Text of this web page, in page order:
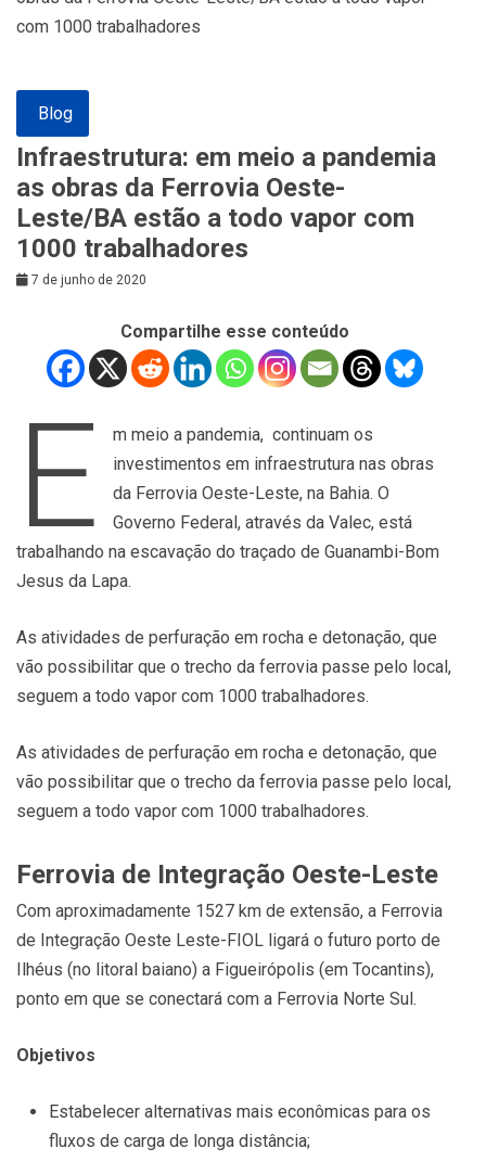
com 1000 trabalhadores
Blog
Infraestrutura: em meio a pandemia
as obras da Ferrovia Oeste-
Leste/BA estão a todo vapor com
1000 trabalhadores
7 de junho de 2020
Compartilhe esse conteúdo
E
m meio a pandemia, continuam os
investimentos em infraestrutura nas obras
da Ferrovia Oeste-Leste, na Bahia. O
Governo Federal, através da Valec, está
trabalhando na escavação do traçado de Guanambi-Bom
Jesus da Lapa.
As atividades de perfuração em rocha e detonação, que
vão possibilitar que o trecho da ferrovia passe pelo local,
seguem a todo vapor com 1000 trabalhadores.
As atividades de perfuração em rocha e detonação, que
vão possibilitar que o trecho da ferrovia passe pelo local,
seguem a todo vapor com 1000 trabalhadores.
Ferrovia de Integração Oeste-Leste
Com aproximadamente 1527 km de extensão, a Ferrovia
de Integração Oeste Leste-FIOL ligará o futuro porto de
Ilhéus (no litoral baiano) a Figueirópolis (em Tocantins),
ponto em que se conectará com a Ferrovia Norte Sul.
Objetivos
Estabelecer alternativas mais econômicas para os
fluxos de carga de longa distância;